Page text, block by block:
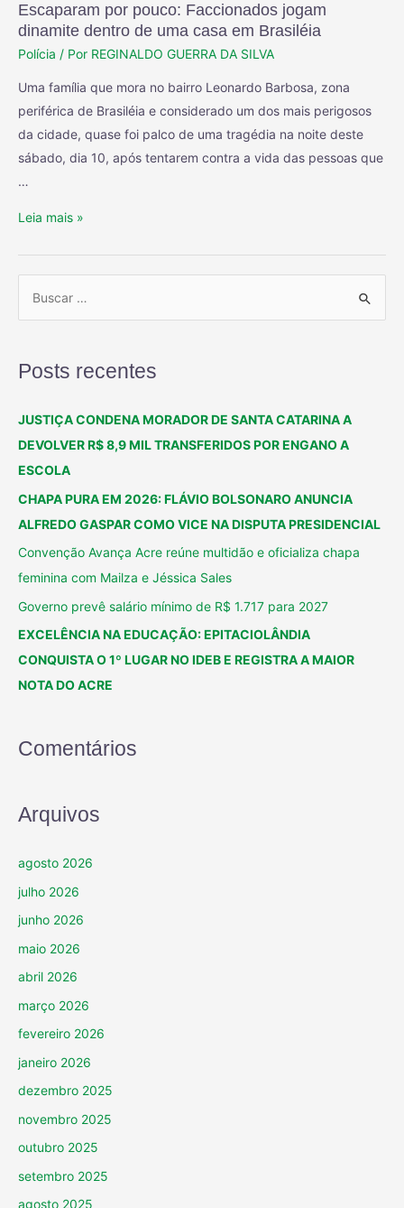
Escaparam por pouco: Faccionados jogam
dinamite dentro de uma casa em Brasiléia
Polícia / Por REGINALDO GUERRA DA SILVA
Uma família que mora no bairro Leonardo Barbosa, zona
periférica de Brasiléia e considerado um dos mais perigosos
da cidade, quase foi palco de uma tragédia na noite deste
sábado, dia 10, após tentarem contra a vida das pessoas que
…
Leia mais »
Posts recentes
JUSTIÇA CONDENA MORADOR DE SANTA CATARINA A
DEVOLVER R$ 8,9 MIL TRANSFERIDOS POR ENGANO A
ESCOLA
CHAPA PURA EM 2026: FLÁVIO BOLSONARO ANUNCIA
ALFREDO GASPAR COMO VICE NA DISPUTA PRESIDENCIAL
Convenção Avança Acre reúne multidão e oficializa chapa
feminina com Mailza e Jéssica Sales
Governo prevê salário mínimo de R$ 1.717 para 2027
EXCELÊNCIA NA EDUCAÇÃO: EPITACIOLÂNDIA
CONQUISTA O 1º LUGAR NO IDEB E REGISTRA A MAIOR
NOTA DO ACRE
Comentários
Arquivos
agosto 2026
julho 2026
junho 2026
maio 2026
abril 2026
março 2026
fevereiro 2026
janeiro 2026
dezembro 2025
novembro 2025
outubro 2025
setembro 2025
agosto 2025